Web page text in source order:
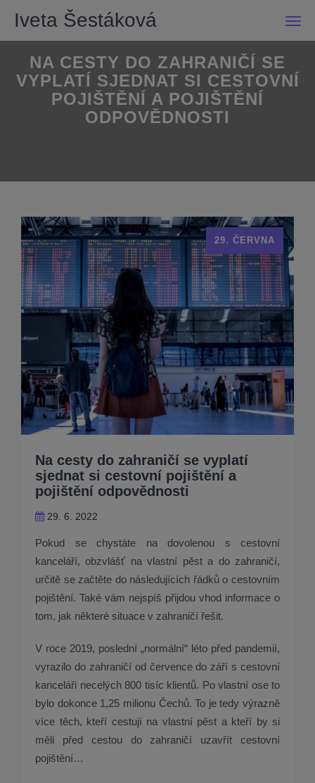
Iveta Šestáková
NA CESTY DO ZAHRANIČÍ SE
VYPLATÍ SJEDNAT SI CESTOVNÍ
POJIŠTĚNÍ A POJIŠTĚNÍ
ODPOVĚDNOSTI
Na cesty do zahraničí se vyplatí
sjednat si cestovní pojištění a
pojištění odpovědnosti
29. 6. 2022
29. ČERVNA
Pokud se chystáte na dovolenou s cestovní
kanceláří, obzvlášť na vlastní pěst a do zahraničí,
určitě se začtěte do následujících řádků o cestovním
pojištění. Také vám nejspíš přijdou vhod informace o
tom, jak některé situace v zahraničí řešit.
V roce 2019, poslední „normální“ léto před pandemií,
vyrazilo do zahraničí od července do září s cestovní
kanceláři necelých 800 tisíc klientů. Po vlastní ose to
bylo dokonce 1,25 milionu Čechů. To je tedy výrazně
více těch, kteří cestují na vlastní pěst a kteří by si
měli před cestou do zahraničí uzavřít cestovní
pojištění…